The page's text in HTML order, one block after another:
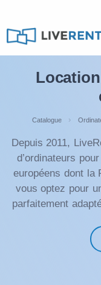
Catalogue
Depuis 2011,
d’ordinateurs
européens dont la
vous optez pour
parfaitement